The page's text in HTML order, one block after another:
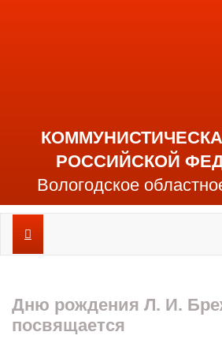
РОССИЙСКОЙ
Вологодское
Дню рождения Л. И.
посвящается